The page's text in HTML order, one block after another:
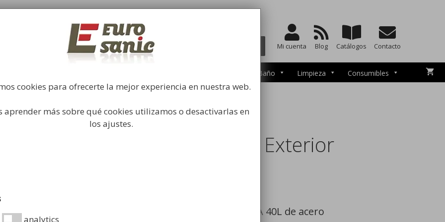
industrial
Búsqueda
productos
Mi cuenta Blog Catálogos Contacto
Accesorios de Baño Limpieza Consumibles
/ Papelera para Exterior Scuderia ECO
Papelera para Exterior
Papelera urbana SCUDERIA 40L de acero
cookies para ofrecerte la mejor experiencia en nuestra web.
aprender más sobre qué cookies utilizamos o desactivarlas en
los ajustes.
analytics